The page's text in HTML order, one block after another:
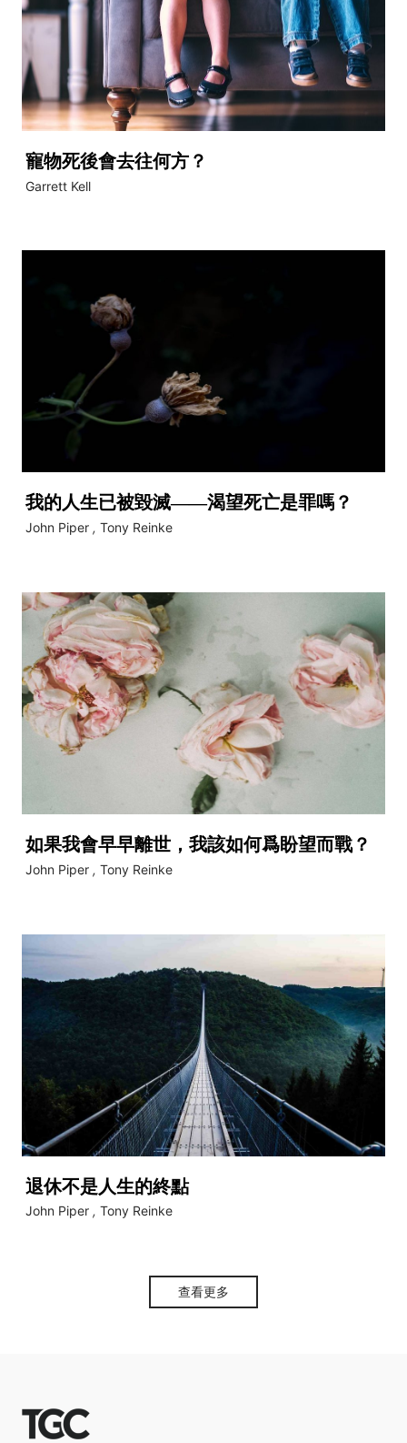
寵物死後會去往何方？
Garrett Kell
我的人生已被毀滅——渴望死亡是罪嗎？
John Piper , Tony Reinke
如果我會早早離世，我該如何爲盼望而戰？
John Piper , Tony Reinke
退休不是人生的終點
John Piper , Tony Reinke
查看更多